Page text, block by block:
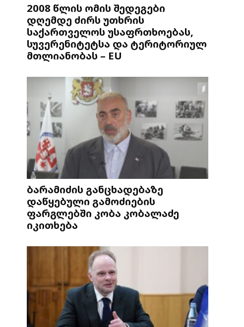
2008 წლის ომის შედეგები
დღემდე ძირს უთხრის
საქართველოს უსაფრთხოებას,
სუვერენიტეტსა და ტერიტორიულ
მთლიანობას – EU
ბარამიძის განცხადებაზე
დაწყებული გამოძიების
ფარგლებში კობა კობალაძე
იკითხება